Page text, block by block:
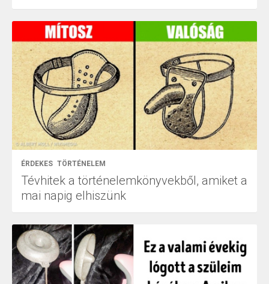
ÉRDEKES TÖRTÉNELEM
Tévhitek a történelemkönyvekből, amiket a
mai napig elhiszünk